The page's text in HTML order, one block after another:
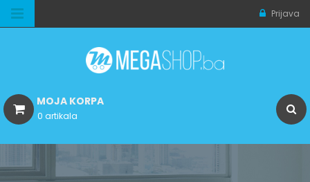
Prijava
MOJA KORPA
0 artikala